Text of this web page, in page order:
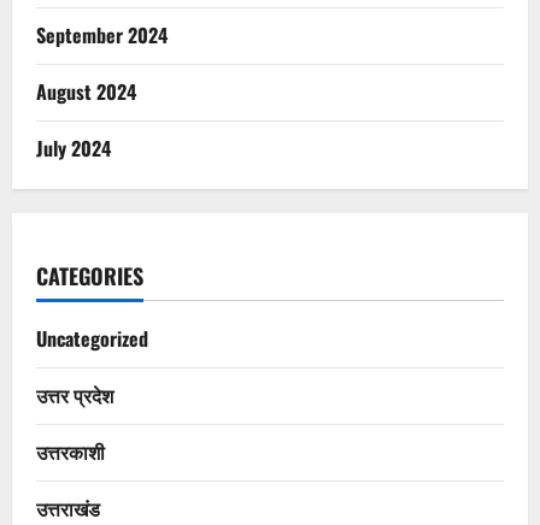
September 2024
August 2024
July 2024
CATEGORIES
Uncategorized
उत्तर प्रदेश
उत्तरकाशी
उत्तराखंड